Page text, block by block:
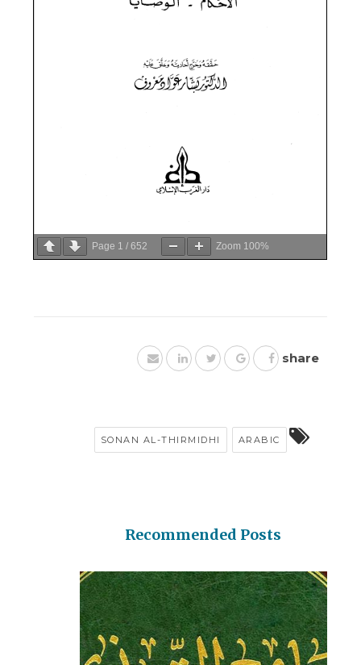
Page 1 / 652 Zoom 100%
share
ARABIC
SONAN AL-THIRMIDHI
Recommended Posts